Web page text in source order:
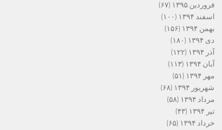
فروردین ۱۳۹۵
(۶۷)
اسفند ۱۳۹۴
(۱۰۰)
بهمن ۱۳۹۴
(۱۵۶)
دی ۱۳۹۴
(۱۸۰)
آذر ۱۳۹۴
(۱۲۲)
آبان ۱۳۹۴
(۱۱۳)
مهر ۱۳۹۴
(۵۱)
شهریور ۱۳۹۴
(۶۸)
مرداد ۱۳۹۴
(۵۸)
تیر ۱۳۹۴
(۴۳)
خرداد ۱۳۹۴
(۶۵)